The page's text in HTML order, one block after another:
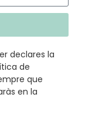
declares la
de
que
en la